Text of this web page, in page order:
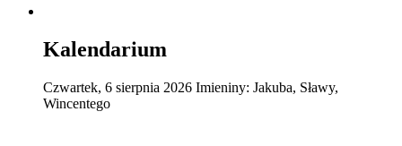
Kalendarium
Czwartek, 6 sierpnia 2026 Imieniny: Jakuba, Sławy,
Wincentego